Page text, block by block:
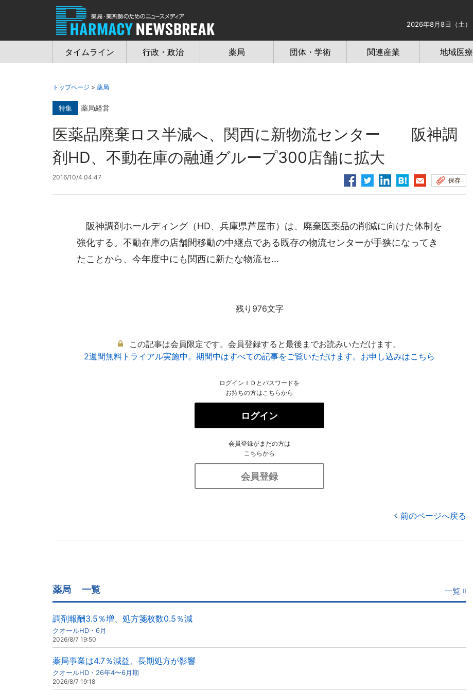
2026年8月8日（土）
タイムライン 行政・政治 薬局 団体・学術 関連産業 地域医療
トップページ > 薬局
特集 薬局経営
医薬品廃棄ロス半減へ、関西に新物流センター 阪神調
剤HD、不動在庫の融通グループ300店舗に拡大
2016/10/4 04:47 保存
阪神調剤ホールディング（HD、兵庫県芦屋市）は、廃棄医薬品の削減に向けた体制を
強化する。不動在庫の店舗間移動の中継点である既存の物流センターが手狭になってき
たことから、今年度中にも関西に新たな物流セ...
残り976文字
この記事は会員限定です。会員登録すると最後までお読みいただけます。
2週間無料トライアル実施中。期間中はすべての記事をご覧いただけます。お申し込みはこちら
ログインＩＤとパスワードを
お持ちの方はこちらから
ログイン
会員登録がまだの方は
こちらから
会員登録
前のページへ戻る
薬局 一覧 一覧
調剤報酬3.5％増、処方箋枚数0.5％減
クオールHD・6月
2026/8/7 19:50
薬局事業は4.7％減益、長期処方が影響
クオールHD・26年4〜6月期
2026/8/7 19:18